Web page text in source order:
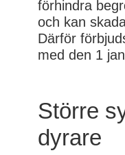
förhindra
och kan
Därför
med den 1
Större
dyrare